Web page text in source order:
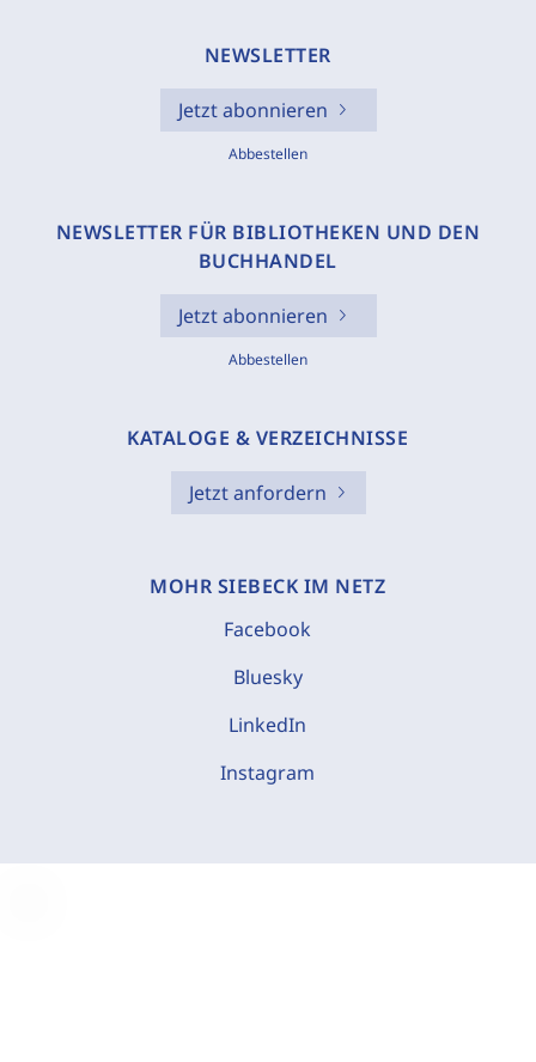
NEWSLETTER
Jetzt abonnieren
Abbestellen
NEWSLETTER FÜR BIBLIOTHEKEN UND DEN
BUCHHANDEL
Jetzt abonnieren
Abbestellen
KATALOGE & VERZEICHNISSE
Jetzt anfordern
MOHR SIEBECK IM NETZ
Facebook
Bluesky
LinkedIn
Instagram